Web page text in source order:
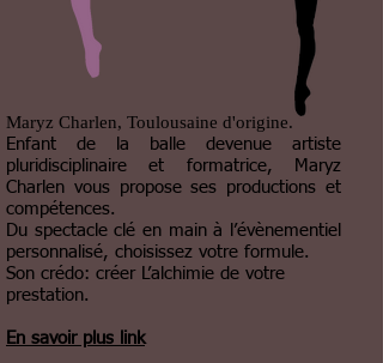
Maryz Charlen, Toulousaine ​d'origine.
Enfant de la balle devenue artiste
pluridisciplinaire et formatrice, Maryz
Charlen vous propose ses productions et
compétences.
Du spectacle clé en main à l’évènementiel
personnalisé, choisissez votre formule.
Son crédo: créer L’alchimie de votre
prestation.
En savoir plus link